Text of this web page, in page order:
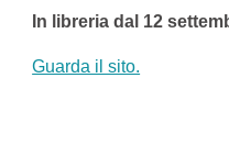
In libreria dal 12
Guarda il sito.